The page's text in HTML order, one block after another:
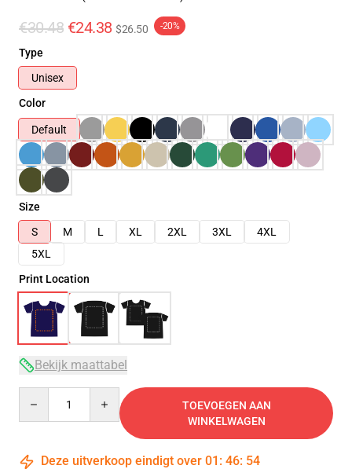
€30.48 €24.38 $26.50 -20%
Type
Unisex
Color
Default
Size
S
M L XL 2XL 3XL
4XL
5XL
Print Location
Bekijk maattabel
TOEVOEGEN AAN
WINKELWAGEN
Deze uitverkoop eindigt over 01 : 46: 54